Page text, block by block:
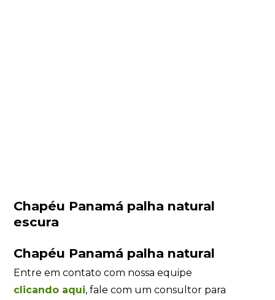
Chapéu Panamá palha natural
escura
Chapéu Panamá palha natural
Entre em contato com nossa equipe
clicando aqui, fale com um consultor para